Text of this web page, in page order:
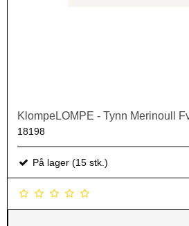
KlompeLOMPE - Tynn Merinoull
18198
På lager (15 stk.)